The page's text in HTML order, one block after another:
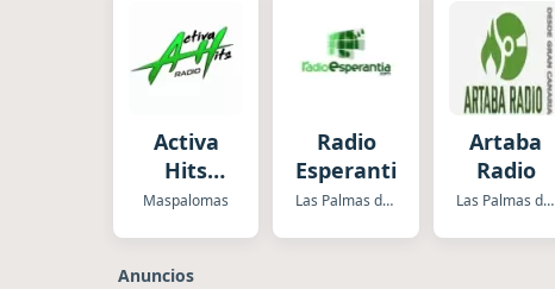
Activa
Hits
Radio
Maspalomas
Radio
Esperantia
Las Palmas de Gran Canaria
Artaba
Radio
Las Palmas de Gran Canaria
Anuncios